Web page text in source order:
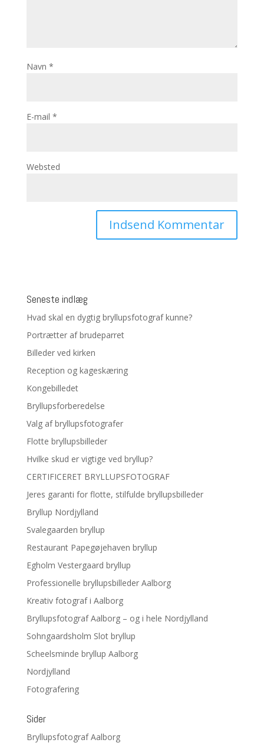
Navn *
E-mail *
Websted
Seneste indlæg
Hvad skal en dygtig bryllupsfotograf kunne?
Portrætter af brudeparret
Billeder ved kirken
Reception og kageskæring
Kongebilledet
Bryllupsforberedelse
Valg af bryllupsfotografer
Flotte bryllupsbilleder
Hvilke skud er vigtige ved bryllup?
CERTIFICERET BRYLLUPSFOTOGRAF
Jeres garanti for flotte, stilfulde bryllupsbilleder
Bryllup Nordjylland
Svalegaarden bryllup
Restaurant Papegøjehaven bryllup
Egholm Vestergaard bryllup
Professionelle bryllupsbilleder Aalborg
Kreativ fotograf i Aalborg
Bryllupsfotograf Aalborg – og i hele Nordjylland
Sohngaardsholm Slot bryllup
Scheelsminde bryllup Aalborg
Nordjylland
Fotografering
Sider
Bryllupsfotograf Aalborg